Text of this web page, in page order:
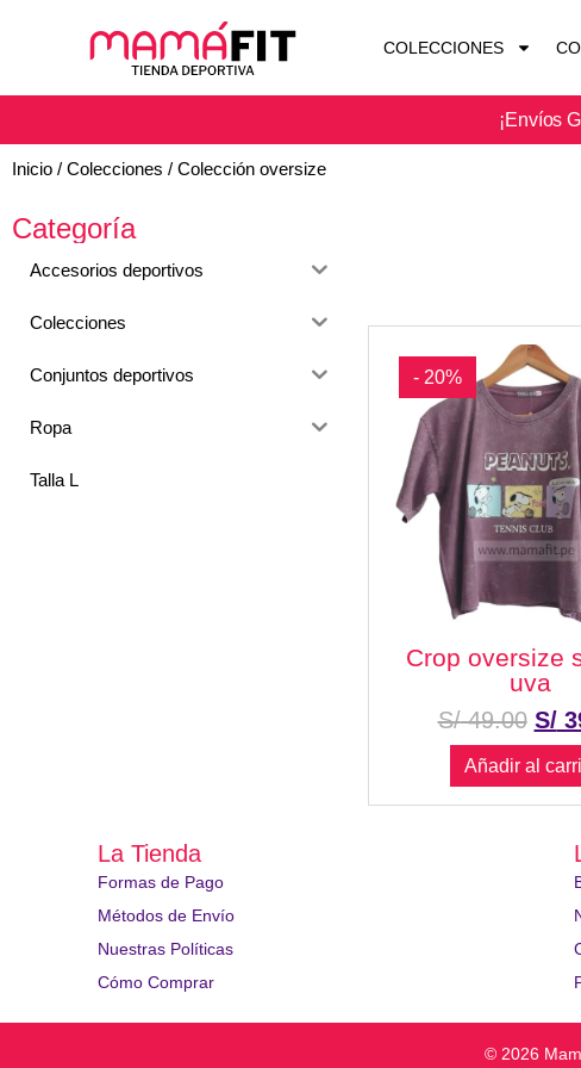
COLECCIONES
¡Envíos
Inicio / Colecciones / Colección oversize
Categoría
Accesorios deportivos
Colecciones
Conjuntos deportivos
Ropa
Talla L
- 20%
Crop oversize
uva
S/49.00 S/
Añadir al
La Tienda
Formas de Pago
Métodos de Envío
Nuestras Políticas
Cómo Comprar
© 2026